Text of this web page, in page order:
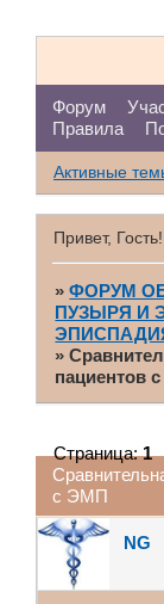
Форум
Правила
Активные
Привет, Гость!
»ФОРУМ
ПУЗЫРЯ И
»
пациентов
с ЭМП
Страница:1
NG